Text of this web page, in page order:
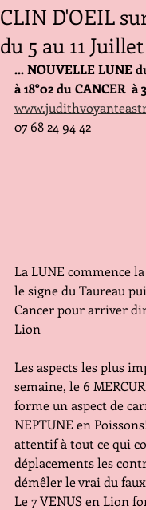
CLIN D'OEIL
du 5 au 11
... NOUVELLE LUNE
à 18°02 du CANCER  à
07 68 24 94 42
La LUNE commence
le signe du Taureau
Cancer pour arriver
Lion
Les aspects les plus
semaine, le 6
forme un aspect de
NEPTUNE en
attentif à tout ce qui
déplacements les
démêler le vrai du faux
Le 7 VENUS en Lion